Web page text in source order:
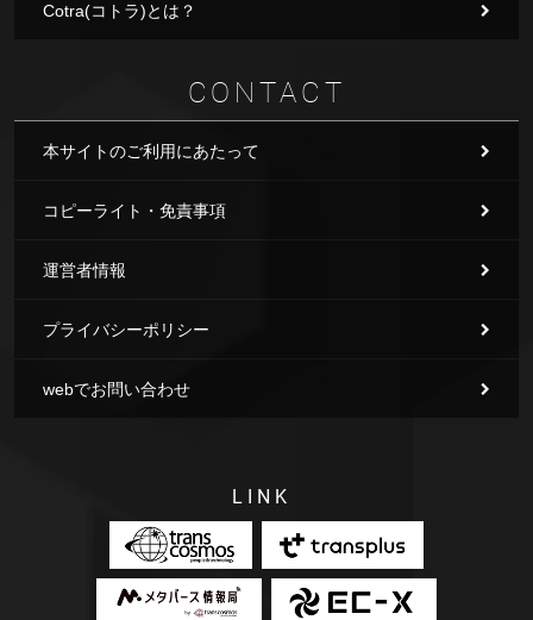
Cotra(コトラ)とは？
CONTACT
本サイトのご利用にあたって
コピーライト・免責事項
運営者情報
プライバシーポリシー
webでお問い合わせ
LINK